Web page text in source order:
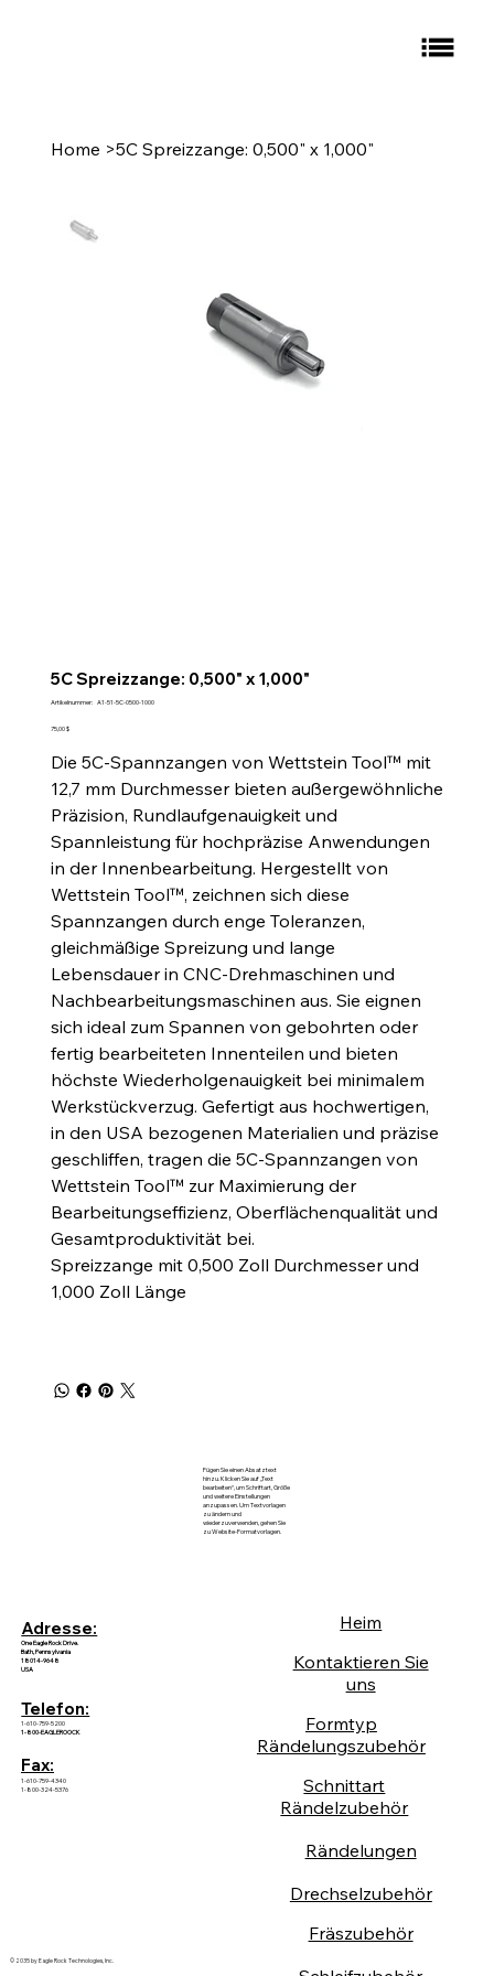
Home >5C Spreizzange: 0,500" x 1,000"
5C Spreizzange: 0,500" x 1,000"
Artikelnummer: Artikelnummer:
1000
A1-51-5C-0500-1000
Preis
75,00 $
Die 5C-Spannzangen von Wettstein Tool™ mit
12,7 mm Durchmesser bieten außergewöhnliche
Präzision, Rundlaufgenauigkeit und
Spannleistung für hochpräzise Anwendungen
in der Innenbearbeitung. Hergestellt von
Wettstein Tool™, zeichnen sich diese
Spannzangen durch enge Toleranzen,
gleichmäßige Spreizung und lange
Lebensdauer in CNC-Drehmaschinen und
Nachbearbeitungsmaschinen aus. Sie eignen
sich ideal zum Spannen von gebohrten oder
fertig bearbeiteten Innenteilen und bieten
höchste Wiederholgenauigkeit bei minimalem
Werkstückverzug. Gefertigt aus hochwertigen,
in den USA bezogenen Materialien und präzise
geschliffen, tragen die 5C-Spannzangen von
Wettstein Tool™ zur Maximierung der
Bearbeitungseffizienz, Oberflächenqualität und
Gesamtproduktivität bei.
Spreizzange mit 0,500 Zoll Durchmesser und
1,000 Zoll Länge
Fügen Sie einen Absatztext
hinzu. Klicken Sie auf „Text
bearbeiten“, um Schriftart, Größe
und weitere Einstellungen
anzupassen. Um Textvorlagen
zu ändern und
wiederzuverwenden, gehen Sie
zu Website-Formatvorlagen.
Adresse:
One Eagle Rock Drive.
Bath, Pennsylvania
18014-9648
USA
Telefon:
1-610-759-5200
1-800-EAGLEROOCK
Fax:
1-610-759-4340
1-800-324-5376
© 2035 by Eagle Rock Technologies, Inc.
Heim
Kontaktieren Sie
uns
Formtyp
Rändelungszubehör
Schnittart
Rändelzubehör
Rändelungen
Drechselzubehör
Fräszubehör